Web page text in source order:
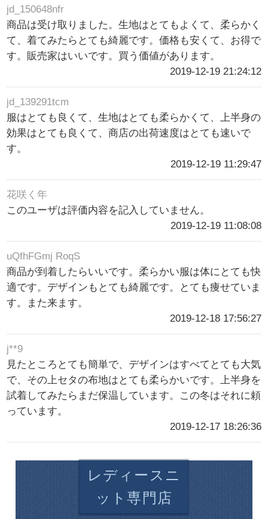
jd_150648nfr
商品は受け取りました。生地はとてもよくて、柔らかく
て、着てみたらとても綺麗です。価格も安くて、お得で
す。販売家はいいです。買う価値があります。
2019-12-19 21:24:12
jd_139291tcm
服はとても良くて、生地はとても柔らかくて、上半身の
効果はとても良くて、商店の出荷速度はとても速いで
す。
2019-12-19 11:29:47
花咲く年
このユーザは評価内容を記入していません。
2019-12-19 11:08:08
uQfhFGmj RoqS
商品が到着したらいいです。柔らかい服は体にとても快
適です。デザインもとても綺麗です。とても痩せていま
す。また来ます。
2019-12-18 17:56:27
j**9
見たところとても簡単で、デザインはすべてとても大気
で、その上セタの布地はとても柔らかいです。上半身を
試着してみたらまだ保温しています。この冬はそれに頼
っています。
2019-12-17 18:26:36
レディースニ
ット専門店